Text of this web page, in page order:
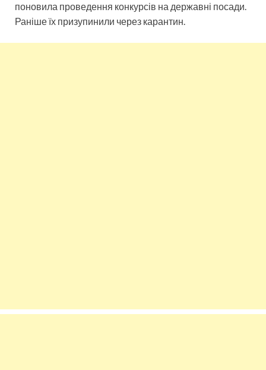
поновила проведення конкурсів на державні посади.
Раніше їх призупинили через карантин.